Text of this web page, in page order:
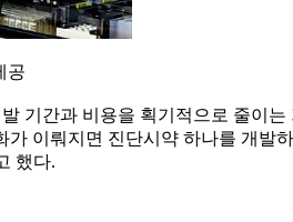
공
기간과 비용을 획기적으로 줄이
이뤄지면 진단시약 하나를 개발
했다.